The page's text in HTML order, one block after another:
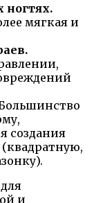
ногтях.
мягкая и
создания
(квадратную,
и